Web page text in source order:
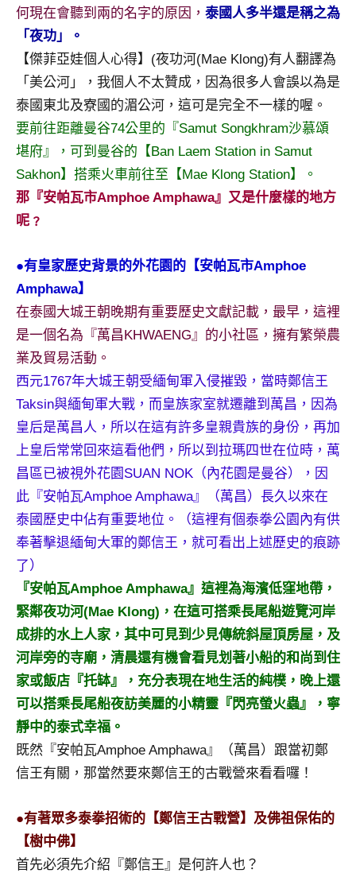
落
客
及
旅
遊
誌
專
欄、
觀
光
作
達
人
對
★
何現在會聽到兩的名字的原因， 泰國人多半還是稱之為
「夜功」。
【傑菲亞娃個人心得】(夜功河(Mae Klong)有人翻譯為
「美公河」，我個人不太贊成，因為很多人會誤以為是
泰國東北及寮國的湄公河，這可是完全不一樣的喔。
要前往距離曼谷74公里的『Samut Songkhram沙慕頌
堪府』，可到曼谷的【Ban Laem Station in Samut
Sakhon】搭乘火車前往至【Mae Klong Station】。
那『安帕瓦市Amphoe Amphawa』又是什麼樣的地方
呢﹖
●有皇家歷史背景的外花園的【安帕瓦市Amphoe
Amphawa】
在泰國大城王朝晚期有重要歷史文獻記載，最早，這裡
是一個名為『萬昌KHWAENG』的小社區，擁有繁榮農
業及貿易活動。
西元1767年大城王朝受緬甸軍入侵摧毀，當時鄭信王
Taksin與緬甸軍大戰，而皇族家室就遷離到萬昌，因為
皇后是萬昌人，所以在這有許多皇親貴族的身份，再加
上皇后常常回來這看他們，所以到拉瑪四世在位時，萬
昌區已被視外花園SUAN NOK（內花園是曼谷），因
此『安帕瓦Amphoe Amphawa』（萬昌）長久以來在
泰國歷史中佔有重要地位。（這裡有個泰拳公園內有供
奉著擊退緬甸大軍的鄭信王，就可看出上述歷史的痕跡
了）
『安帕瓦Amphoe Amphawa』這裡為海濱低窪地帶，
緊鄰夜功河(Mae Klong)，在這可搭乘長尾船遊覽河岸
成排的水上人家，其中可見到少見傳統斜屋頂房屋，及
河岸旁的寺廟，清晨還有機會看見划著小船的和尚到住
家或飯店『托缽』，充分表現在地生活的純樸，晚上還
可以搭乘長尾船夜訪美麗的小精靈『閃亮螢火蟲』，寧
靜中的泰式幸福。
既然『安帕瓦Amphoe Amphawa』（萬昌）跟當初鄭
信王有關，那當然要來鄭信王的古戰營來看看囉！
●有著眾多泰拳招術的【鄭信王古戰營】及佛祖保佑的
【樹中佛】
首先必須先介紹『鄭信王』是何許人也？